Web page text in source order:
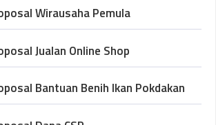
Wirausaha Pemula
Jualan Online Shop
Bantuan Benih Ikan Pokdakan